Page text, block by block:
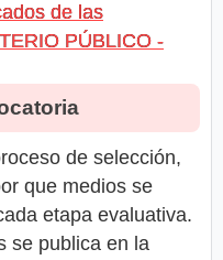
de las
PÚBLICO -
de selección,
que medios se
etapa evaluativa.
se publica en la